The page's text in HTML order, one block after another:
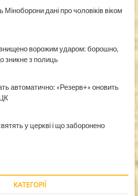
дані про чоловіків віком
ворожим ударом: борошно,
зникне з полиць
автоматично: «Резерв+» оновить
у церкві і що заборонено
КАТЕГОРІЇ